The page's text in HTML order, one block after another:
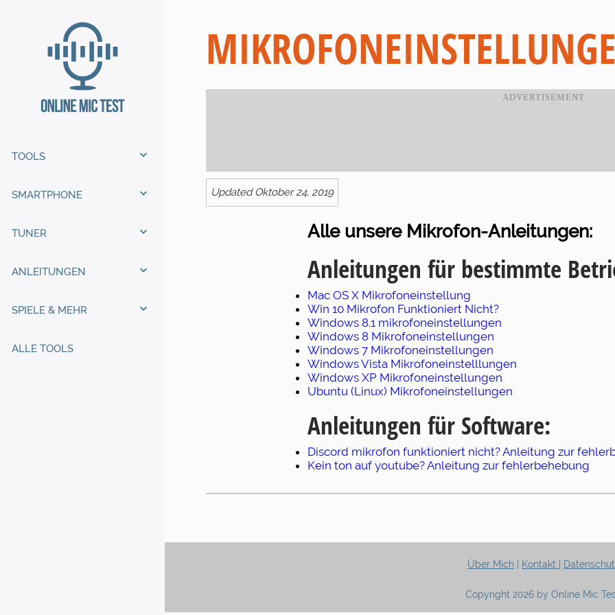
TOOLS
SMARTPHONE
TUNER
ANLEITUNGEN
SPIELE & MEHR
ALLE TOOLS
Updated Oktober 24, 2019
Alle unsere Mikrofon-Anleitungen:
Anleitungen für bestimmte
Mac OS X Mikrofoneinstellung
Win 10 Mikrofon Funktioniert Nicht?
Windows 8.1 mikrofoneinstellungen
Windows 8 Mikrofoneinstellungen
Windows 7 Mikrofoneinstellungen
Windows Vista Mikrofoneinstelllungen
Windows XP Mikrofoneinstellungen
Ubuntu (Linux) Mikrofoneinstellungen
Anleitungen für Software:
Discord mikrofon funktioniert nicht? Anleitung zur
Kein ton auf youtube? Anleitung zur fehlerbehebung
Über Mich Kontakt
Copyright 2026 by Online Mic